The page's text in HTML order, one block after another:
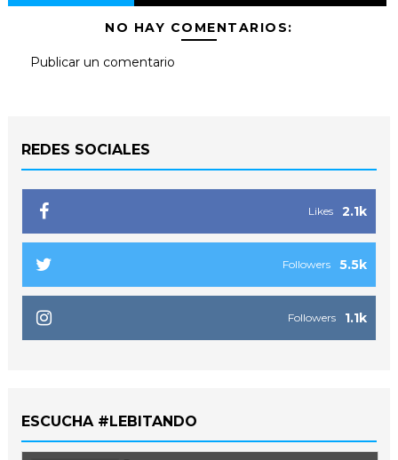
NO HAY COMENTARIOS:
Publicar un comentario
REDES SOCIALES
2.1k
Likes
5.5k
Followers
1.1k
Followers
ESCUCHA #LEBITANDO